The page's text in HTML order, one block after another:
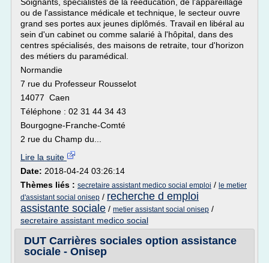
ou de l'assistance médicale et technique, le secteur ouvre
grand ses portes aux jeunes diplômés. Travail en libéral au
sein d'un cabinet ou comme salarié à l'hôpital, dans des
centres spécialisés, des maisons de retraite, tour d'horizon
des métiers du paramédical.
Normandie
7 rue du Professeur Rousselot
14077 Caen
Téléphone : 02 31 44 34 43
Bourgogne-Franche-Comté
2 rue du Champ du...
Lire la suite
Date: 2018-04-24 03:26:14
Thèmes liés : secretaire assistant medico social emploi / le metier
d'assistant social onisep / recherche d emploi
assistante sociale / metier assistant social onisep /
secretaire assistant medico social
DUT Carrières sociales option assistance
sociale - Onisep